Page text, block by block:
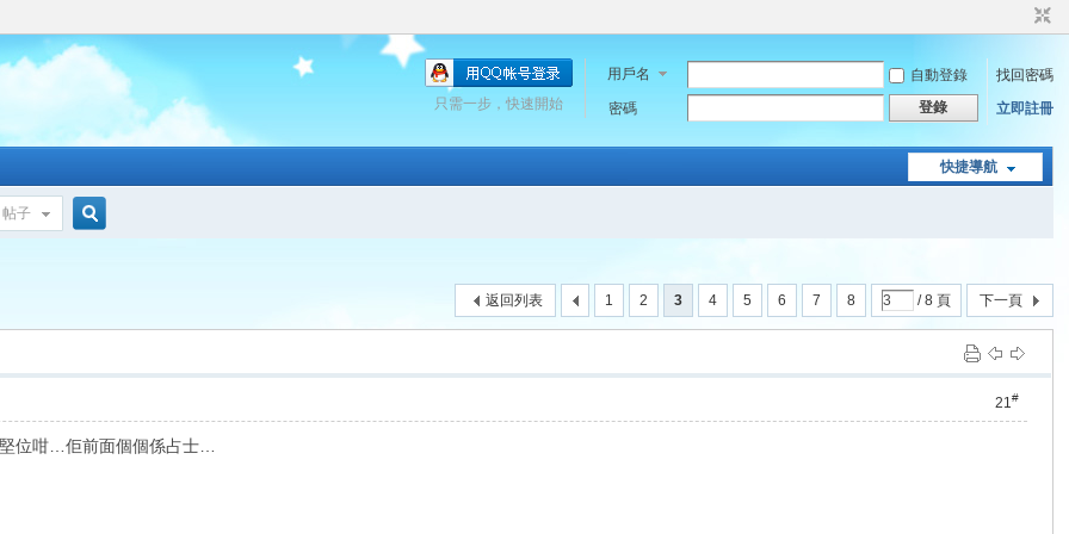
用戶名 自動登錄
找回密碼
密碼
登錄 立即註冊
只需一步，快速開始
快捷導航
帖子
1 2 3 4 5 6 7 8 / 8 頁 下一頁
返回列表
21#
位咁…佢前面個個係占士…